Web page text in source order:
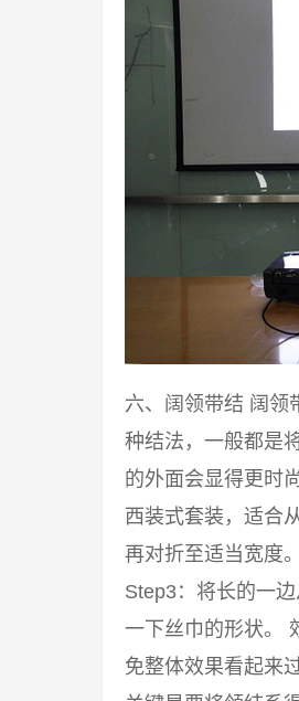
六、阔领带结 阔领
种结法，一般都是
的外面会显得更时
西装式套装，适合
再对折至适当宽度
Step3：将长的一
一下丝巾的形状。
免整体效果看起来